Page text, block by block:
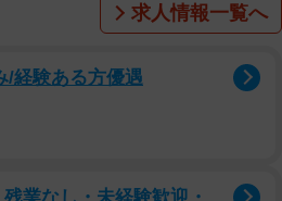
2/4
に難波線（大阪上本町～大阪難
求人情報一覧へ
/経験ある方優遇